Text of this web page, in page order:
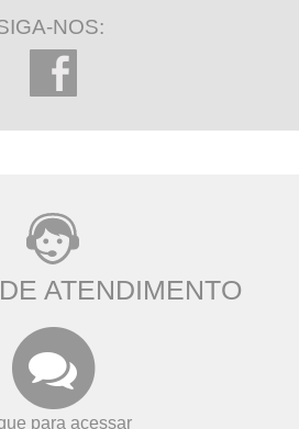
NOS:
ATENDIMENTO
para acessar